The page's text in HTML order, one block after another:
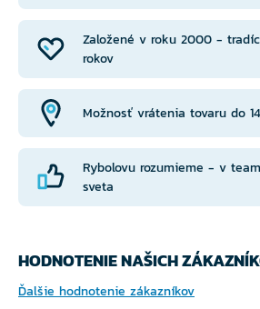
Založené v roku 2000 -
rokov
Možnosť vrátenia tovaru do
Rybolovu rozumieme - v
sveta
HODNOTENIE NAŠICH
Ďalšie hodnotenie zákazníkov